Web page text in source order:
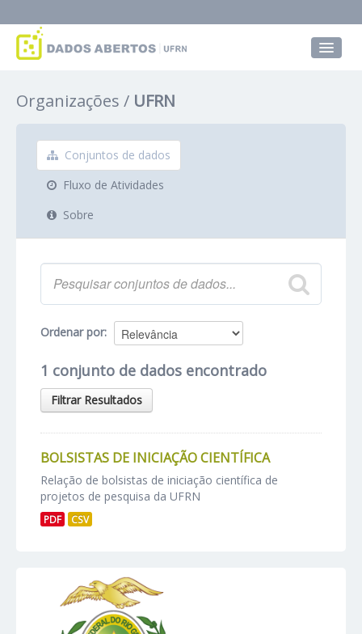
Grupos
Sobre
Organizações UFRN
Conjuntos de dados
Fluxo de Atividades
Sobre
Ordenar por
1 conjunto de dados encontrado
Filtrar Resultados
BOLSISTAS DE INICIAÇÃO CIENTÍFICA
Relação de bolsistas de iniciação científica de
projetos de pesquisa da UFRN
PDF CSV